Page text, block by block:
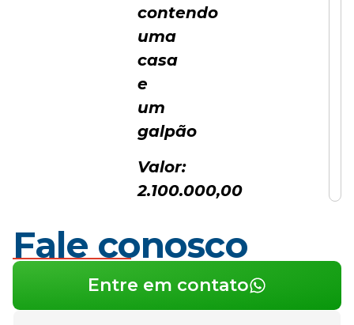
contendo
uma
casa
e
um
galpão
Valor:
2.100.000,00
Fale conosco
Entre em contato